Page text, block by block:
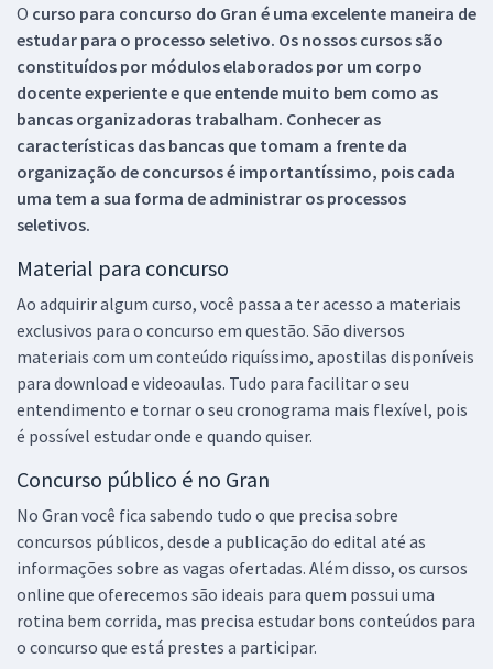
O curso para concurso do Gran é uma excelente maneira de
estudar para o processo seletivo. Os nossos cursos são
constituídos por módulos elaborados por um corpo
docente experiente e que entende muito bem como as
bancas organizadoras trabalham. Conhecer as
características das bancas que tomam a frente da
organização de concursos é importantíssimo, pois cada
uma tem a sua forma de administrar os processos
seletivos.
Material para concurso
Ao adquirir algum curso, você passa a ter acesso a materiais
exclusivos para o concurso em questão. São diversos
materiais com um conteúdo riquíssimo, apostilas disponíveis
para download e videoaulas. Tudo para facilitar o seu
entendimento e tornar o seu cronograma mais flexível, pois
é possível estudar onde e quando quiser.
Concurso público é no Gran
No Gran você fica sabendo tudo o que precisa sobre
concursos públicos, desde a publicação do edital até as
informações sobre as vagas ofertadas. Além disso, os cursos
online que oferecemos são ideais para quem possui uma
rotina bem corrida, mas precisa estudar bons conteúdos para
o concurso que está prestes a participar.